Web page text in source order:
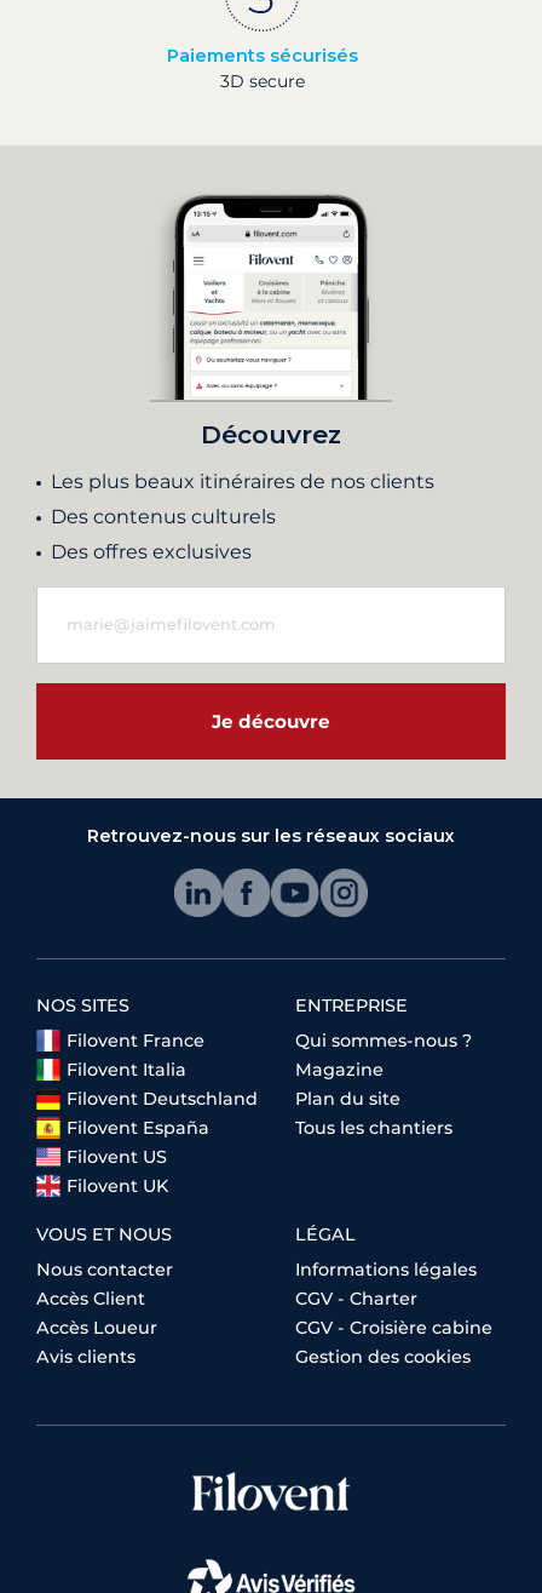
Paiements sécurisés
3D secure
Découvrez
Les plus beaux itinéraires de nos clients
Des contenus culturels
Des offres exclusives
Je découvre
Retrouvez-nous sur les réseaux sociaux
NOS SITES
Filovent France
Filovent Italia
Filovent Deutschland
Filovent España
Filovent US
Filovent UK
ENTREPRISE
Qui sommes-nous ?
Magazine
Plan du site
Tous les chantiers
VOUS ET NOUS
Nous contacter
Accès Client
Accès Loueur
Avis clients
LÉGAL
Informations légales
CGV - Charter
CGV - Croisière cabine
Gestion des cookies